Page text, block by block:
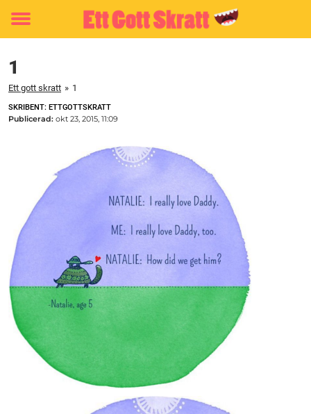
Toggle
1
Ett gott skratt » 1
SKRIBENT: ETTGOTTSKRATT
Publicerad: okt 23, 2015, 11:09